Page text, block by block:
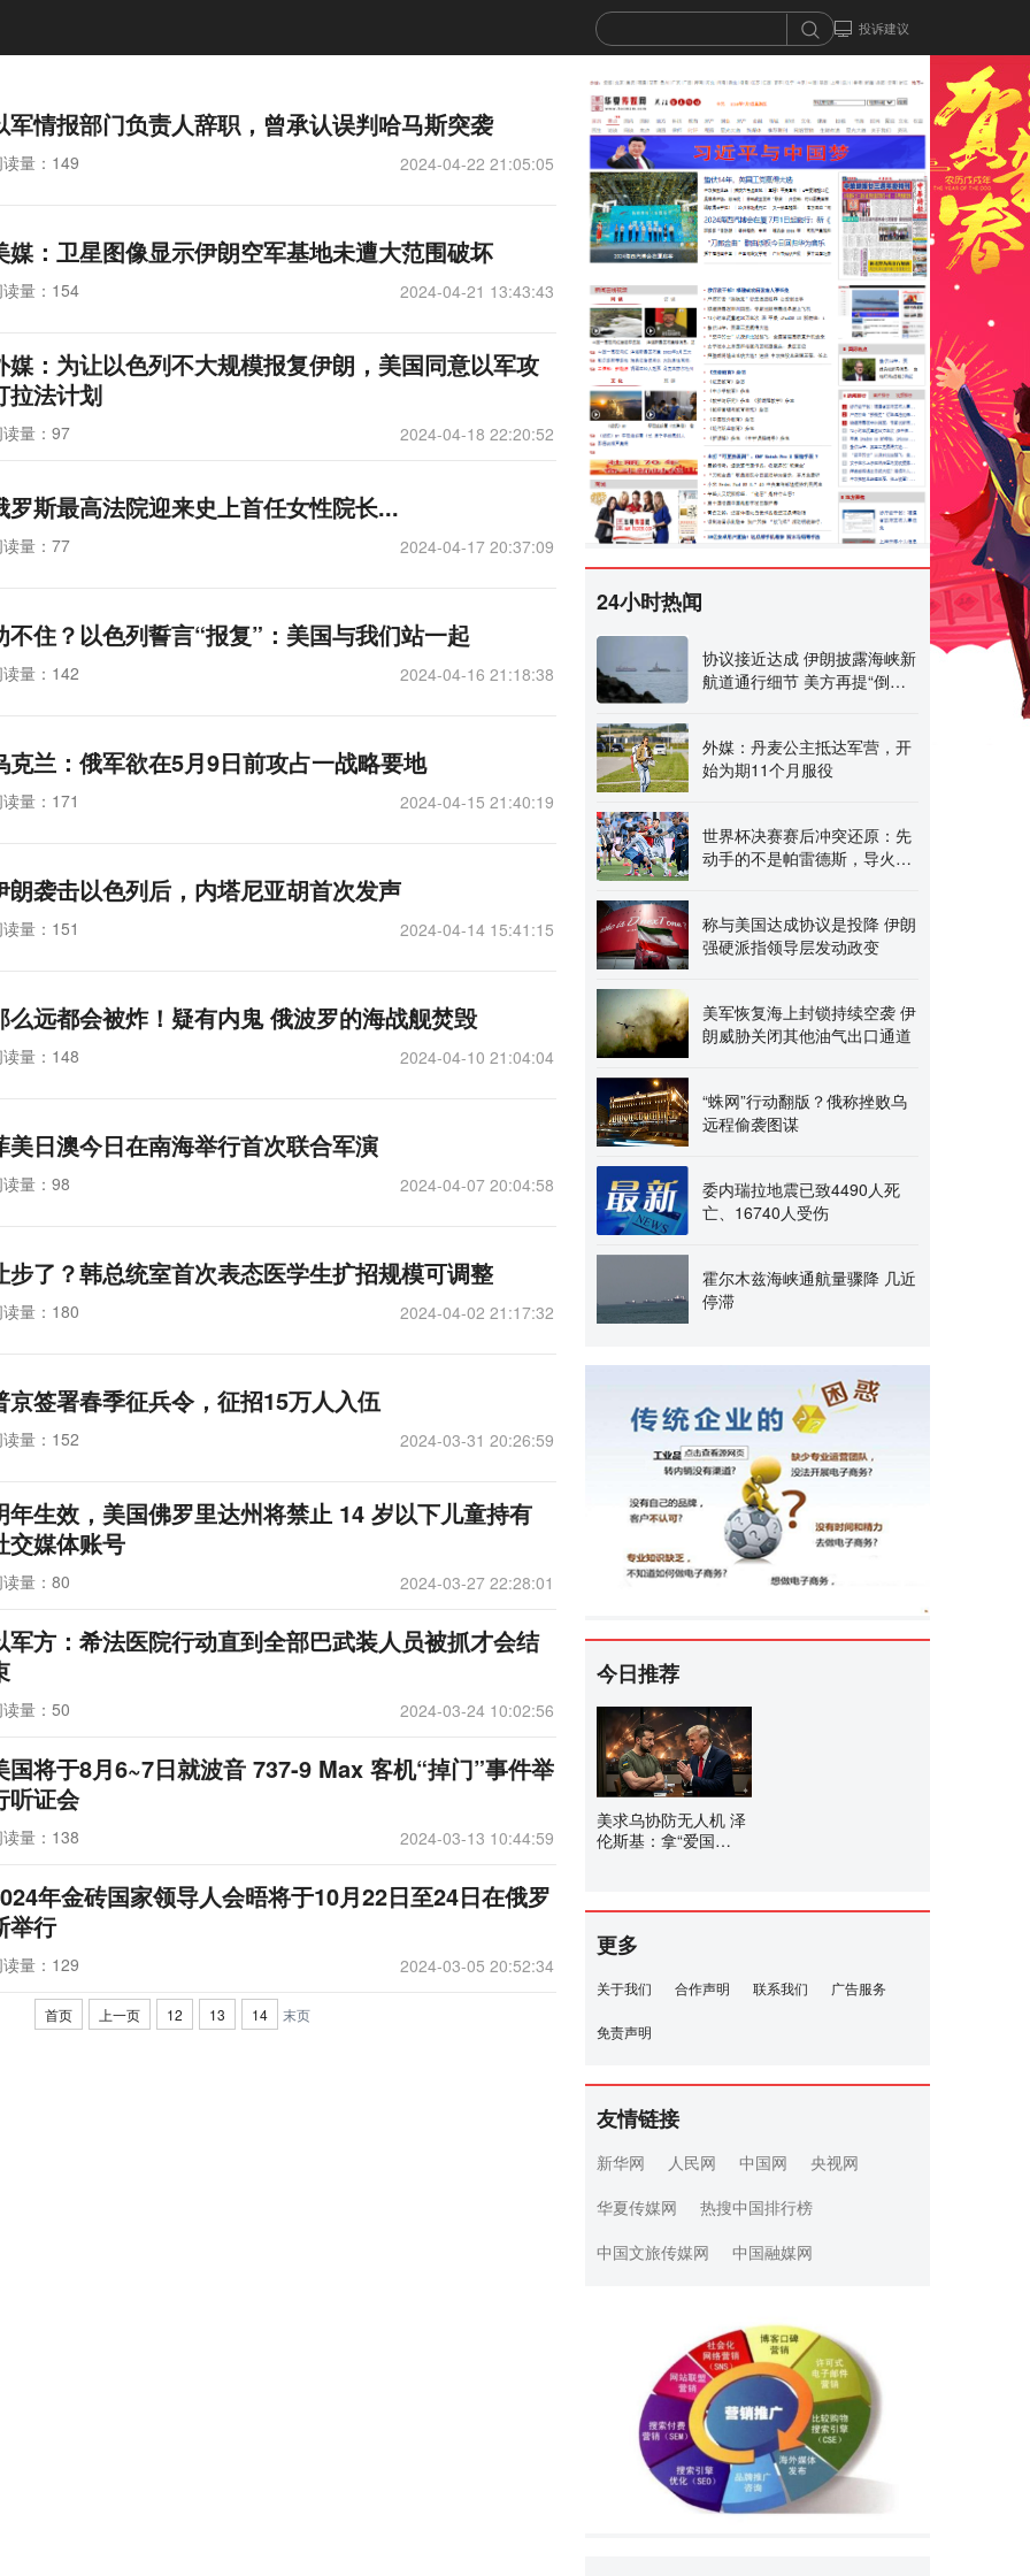
投诉建议
军情报部门负责人辞职，曾承认误判哈马斯突袭
量：149 2024-04-22 21:05:05
媒：卫星图像显示伊朗空军基地未遭大范围破坏
量：154 2024-04-21 13:43:43
媒：为让以色列不大规模报复伊朗，美国同意以军攻
拉法计划
量：97 2024-04-18 22:20:52
罗斯最高法院迎来史上首任女性院长...
量：77 2024-04-17 20:37:09
不住？以色列誓言“报复”：美国与我们站一起
量：142 2024-04-16 21:18:38
克兰：俄军欲在5月9日前攻占一战略要地
量：171 2024-04-15 21:40:19
朗袭击以色列后，内塔尼亚胡首次发声
量：151 2024-04-14 15:41:15
么远都会被炸！疑有内鬼 俄波罗的海战舰焚毁
量：148 2024-04-10 21:04:04
美日澳今日在南海举行首次联合军演
量：98 2024-04-07 20:04:58
步了？韩总统室首次表态医学生扩招规模可调整
量：180 2024-04-02 21:17:32
京签署春季征兵令，征招15万人入伍
量：152 2024-03-31 20:26:59
年生效，美国佛罗里达州将禁止 14 岁以下儿童持有
交媒体账号
量：80 2024-03-27 22:28:01
军方：希法医院行动直到全部巴武装人员被抓才会结
量：50 2024-03-24 10:02:56
国将于8月6~7日就波音 737-9 Max 客机“掉门”事件举
听证会
量：138 2024-03-13 10:44:59
年金砖国家领导人会晤将于10月22日至24日在俄罗
举行
量：129 2024-03-05 20:52:34
首页 上一页 12 13 14 末页
24小时热闻
协议接近达成 伊朗披露海峡新
航道通行细节 美方再提“倒计
外媒：丹麦公主抵达军营，开
始为期11个月服役
世界杯决赛赛后冲突还原：先
动手的不是帕雷德斯，导火索
称与美国达成协议是投降 伊朗
强硬派指领导层发动政变
美军恢复海上封锁持续空袭 伊
朗威胁关闭其他油气出口通道
“蛛网”行动翻版？俄称挫败乌
远程偷袭图谋
委内瑞拉地震已致4490人死
亡、16740人受伤
霍尔木兹海峡通航量骤降 几近
停滞
今日推荐
美求乌协防无人机 泽
伦斯基：拿“爱国
更多
关于我们 合作声明 联系我们 广告服务
免责声明
友情链接
新华网 人民网 中国网
央视网
华夏传媒网
热搜中国排行榜
中国文旅传媒网
中国融媒网